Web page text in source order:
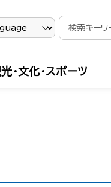
・文化・スポーツ